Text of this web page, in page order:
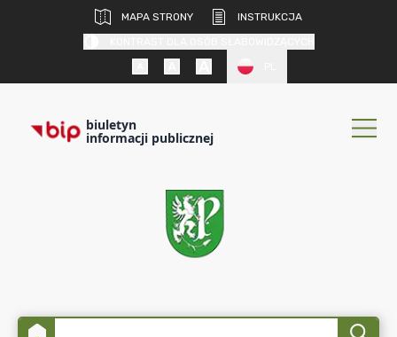
MAPA STRONY
INSTRUKCJA
biuletyn
informacji publicznej